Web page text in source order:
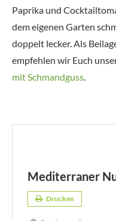
Paprika und
dem eigenen Garten
doppelt lecker. Als
empfehlen wir Euch
mit Schmandguss.
Mediterraner
Drucken